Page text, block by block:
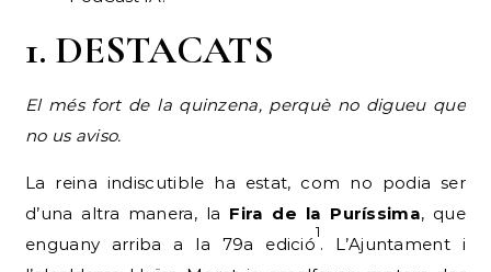
1. DESTACATS
El més fort de la quinzena, perquè no digueu que
no us aviso.
La reina indiscutible ha estat, com no podia ser
d’una altra manera, la Fira de la Puríssima, que
enguany arriba a la 79a edició
1
. L’Ajuntament i